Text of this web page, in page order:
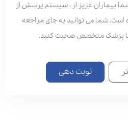
عزیز از ، سیستم پرسش از
می توانید به جای مراجعه
متخصص صحبت کنید.
نوبت دهی